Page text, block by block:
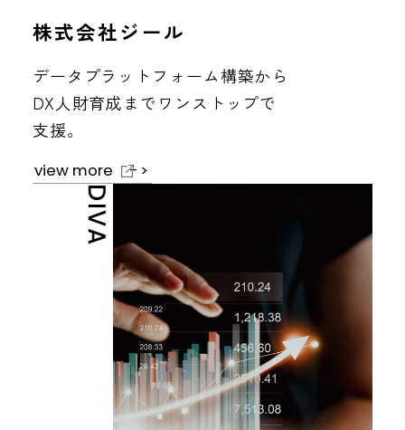
株式会社ジール
データプラットフォーム構築から
DX人財育成までワンストップで
支援。
view more
DIVA